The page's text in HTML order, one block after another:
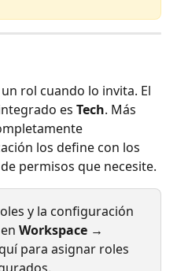
rol cuando lo invita. El
es Tech. Más
los define con los
permisos que necesite.
y la configuración
Workspace →
para asignar roles